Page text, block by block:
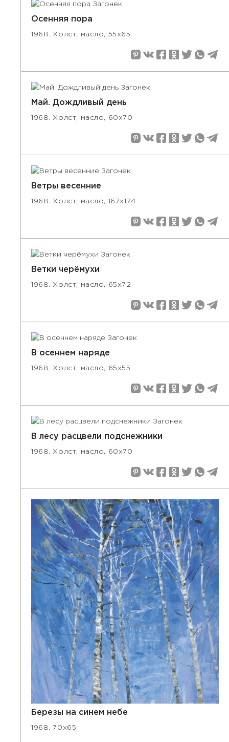
Осенняя пора
1968. Холст, масло, 55х65
Май. Дождливый день
1968. Холст, масло, 60х70
Ветры весенние
1968. Холст, масло, 167х174
Ветки черёмухи
1968. Холст, масло, 65х72
В осеннем наряде
1968. Холст, масло, 65х55
В лесу расцвели подснежники
1968. Холст, масло, 60х70
Березы на синем небе
1968. 70х65